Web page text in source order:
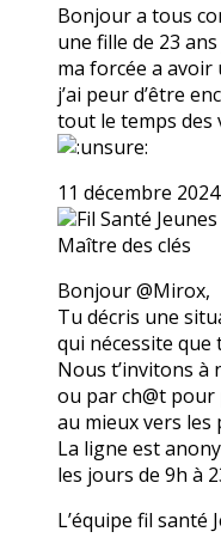
Bonjour a tous
une fille de 23
ma forcée a
j’ai peur d’être
tout le temps des
11 décembre
Fil Santé Jeunes
Maître des clés
Bonjour @Mirox,
Tu décris une
qui nécessite que
Nous t’invitons à
ou par ch@t
au mieux vers les
La ligne est
les jours de 9h à
L’équipe fil santé